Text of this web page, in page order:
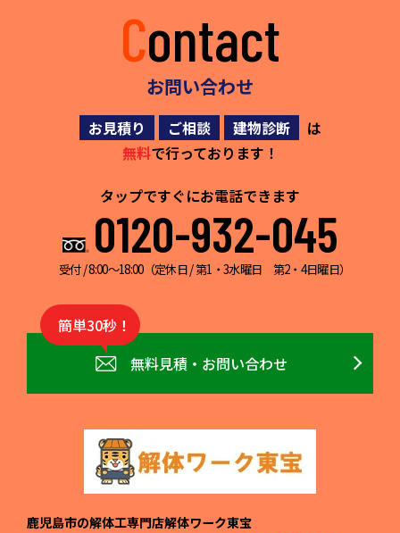
Contact
お問い合わせ
お見積り ご相談 建物診断
は
無料で行っております！
タップですぐにお電話できます
0120-932-045
受付 / 8:00～18:00（定休日 / 第1・3水曜日 第2・4日曜日）
簡単30秒！
無料見積・お問い合わせ
鹿児島市の解体工専門店解体ワーク東宝